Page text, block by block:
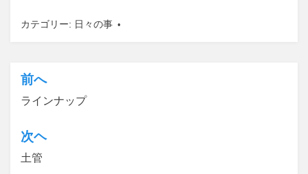
カテゴリー: 日々の事
投
稿
ナ
ビ
前へ
ラインナップ
次ヘ
土管